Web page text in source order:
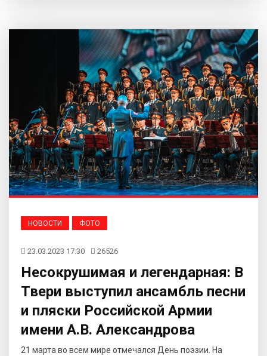
НОВОСТИ ФОТО
23.03.2023 17:30 26526
Несокрушимая и легендарная: В
Твери выступил ансамбль песни
и пляски Российской Армии
имени А.В. Александрова
21 марта во всем мире отмечался День поэзии. На